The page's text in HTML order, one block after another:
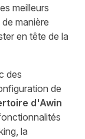
meilleurs
manière
en tête de la
des
de
d'Awin
la